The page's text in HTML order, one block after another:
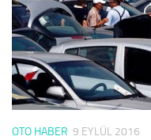
OTO HABER 9 EYLÜL 2016